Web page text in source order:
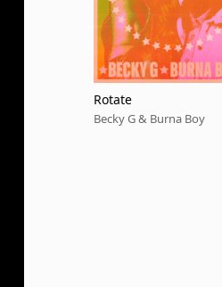
Rotate
Becky G & Burna Boy